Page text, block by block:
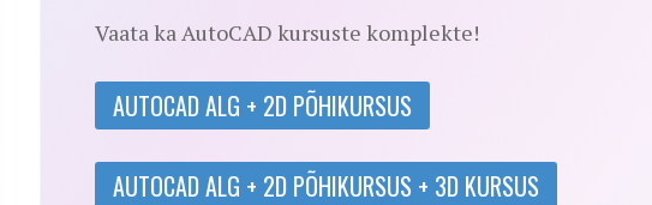
Vaata ka AutoCAD kursuste komplekte!
AUTOCAD ALG + 2D PÕHIKURSUS
AUTOCAD ALG + 2D PÕHIKURSUS + 3D KURSUS